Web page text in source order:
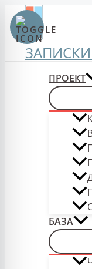
Перейти
содержимому
ПРОЕКТ
БАЗА